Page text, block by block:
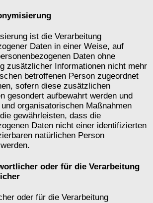
ist die Verarbeitung
Daten in einer Weise, auf
Daten ohne
zusätzlicher Informationen nicht mehr
betroffenen Person zugeordnet
sofern diese zusätzlichen
gesondert aufbewahrt werden und
organisatorischen Maßnahmen
gewährleisten, dass die
Daten nicht einer identifizierten
natürlichen Person
oder für die Verarbeitung
oder für die Verarbeitung